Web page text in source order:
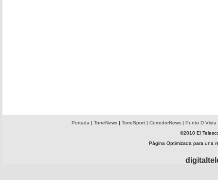
Portada | TorreNews| TorreSport| CorredorNews| Punto D Vista
©2010 El
Página Optimizada para una